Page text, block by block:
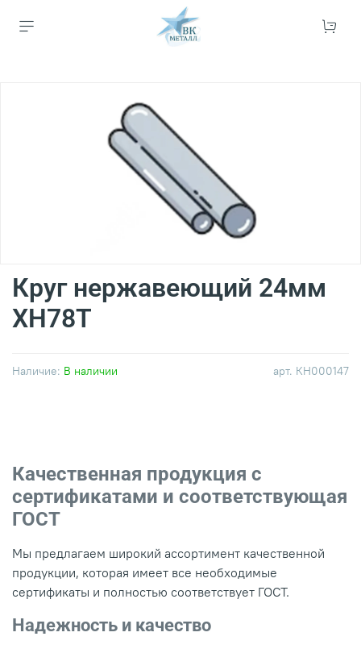
арт. КН000147
Наличие: В наличии
Круг нержавеющий 24мм
ХН78Т
Качественная продукция с
сертификатами и соответствующая
ГОСТ
Мы предлагаем широкий ассортимент качественной
продукции, которая имеет все необходимые
сертификаты и полностью соответствует ГОСТ.
Надежность и качество